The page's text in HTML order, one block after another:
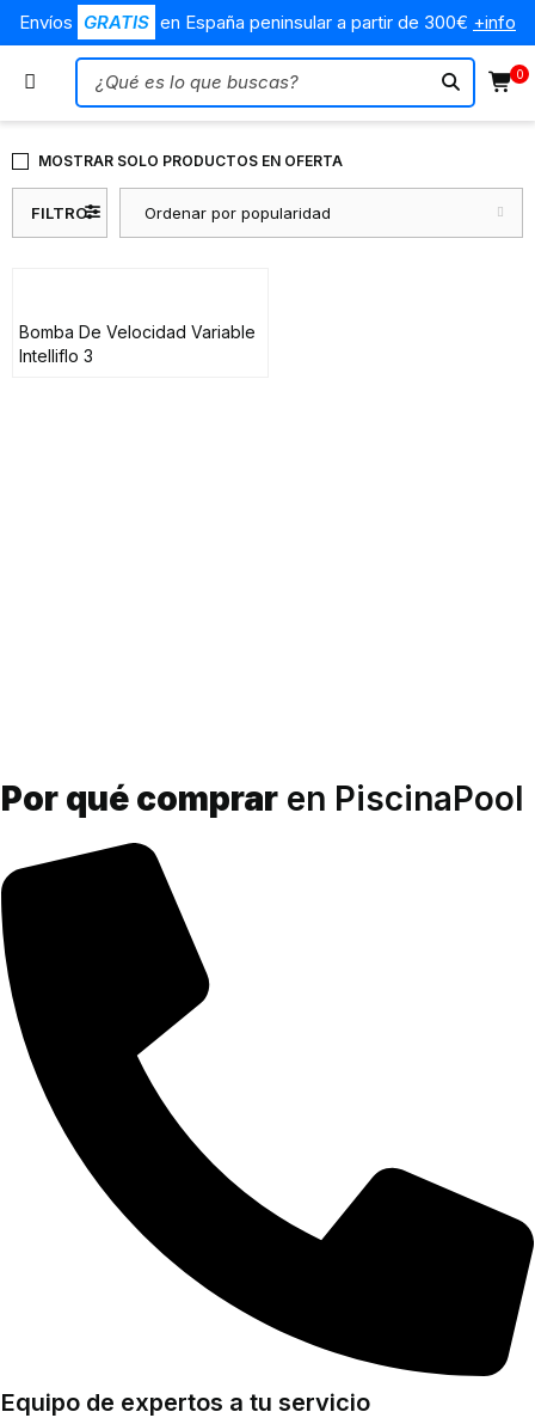
Envíos GRATIS en España peninsular a partir de 300€ +info
0
FILTRO Ordenar por popularidad
MOSTRAR SOLO PRODUCTOS EN OFERTA
Bomba De Velocidad Variable
Intelliflo 3
Por qué comprar en PiscinaPool
Equipo de expertos a tu servicio